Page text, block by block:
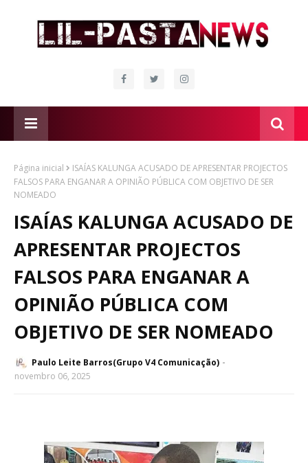
Página inicial
ISAÍAS KALUNGA ACUSADO DE APRESENTAR PROJECTOS
FALSOS PARA ENGANAR A OPINIÃO PÚBLICA COM OBJETIVO DE SER
NOMEADO
ISAÍAS KALUNGA ACUSADO DE
APRESENTAR PROJECTOS
FALSOS PARA ENGANAR A
OPINIÃO PÚBLICA COM
OBJETIVO DE SER NOMEADO
Paulo Leite Barros(Grupo V4 Comunicação)
novembro 06, 2025